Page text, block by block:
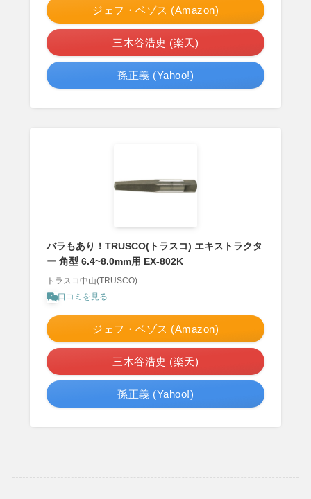
ジェフ・ベゾス (Amazon)
三木谷浩史 (楽天)
孫正義 (Yahoo!)
バラもあり！TRUSCO(トラスコ) エキストラクタ
ー 角型 6.4~8.0mm用 EX-802K
トラスコ中山(TRUSCO)
口コミを見る
ジェフ・ベゾス (Amazon)
三木谷浩史 (楽天)
孫正義 (Yahoo!)